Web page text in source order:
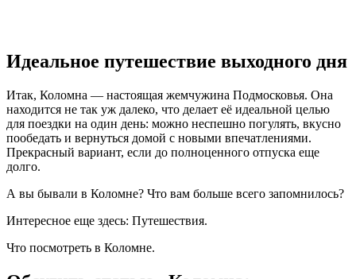
Идеальное путешествие выходного дня
Итак, Коломна — настоящая жемчужина Подмосковья. Она
находится не так уж далеко, что делает её идеальной целью
для поездки на один день: можно неспешно погулять, вкусно
пообедать и вернуться домой с новыми впечатлениями.
Прекрасный вариант, если до полноценного отпуска еще
долго.
А вы бывали в Коломне? Что вам больше всего запомнилось?
Интересное еще здесь: Путешествия.
Что посмотреть в Коломне.